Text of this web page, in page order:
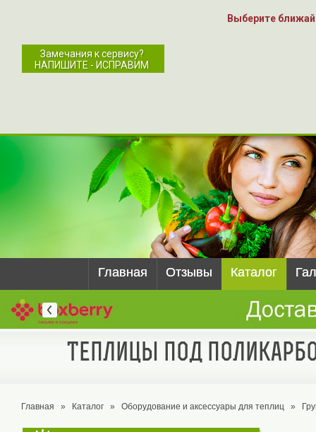
Выберите
Замечания к сервису?
НАПИШИТЕ - ИСПРАВИМ
Главная Отзывы Каталог
Теплицы под
Главная » Каталог » Оборудование и аксессуары для теплиц »